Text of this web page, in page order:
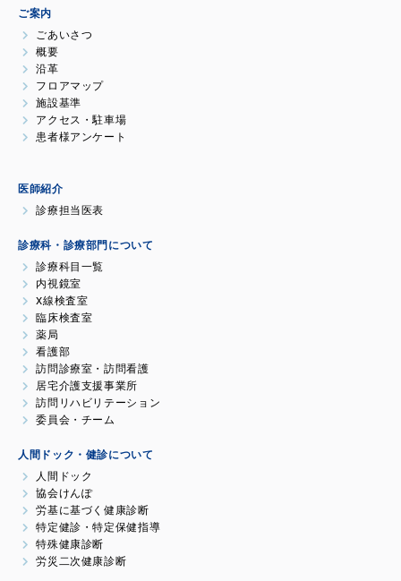
ご案内
ごあいさつ
概要
沿革
フロアマップ
施設基準
アクセス・駐車場
患者様アンケート
医師紹介
診療担当医表
診療科・診療部門について
診療科目一覧
内視鏡室
X線検査室
臨床検査室
薬局
看護部
訪問診療室・訪問看護
居宅介護支援事業所
訪問リハビリテーション
委員会・チーム
人間ドック・健診について
人間ドック
協会けんぽ
労基に基づく健康診断
特定健診・特定保健指導
特殊健康診断
労災二次健康診断